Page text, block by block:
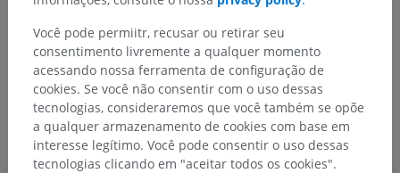
Substância branca
Joelho do nervo facial
Estruturas subjacentes:Não há nenhuma estrutura
subjacente para esta parte anatômica
Neuroanatomia humana
Você pode permiitr, recusar ou retirar seu
consentimento livremente a qualquer momento
acessando nossa ferramenta de configuração de
cookies. Se você não consentir com o uso dessas
tecnologias, consideraremos que você também se opõe
a qualquer armazenamento de cookies com base em
interesse legítimo. Você pode consentir o uso dessas
tecnologias clicando em "aceitar todos os cookies".